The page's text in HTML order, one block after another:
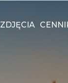
ZDJĘCIA